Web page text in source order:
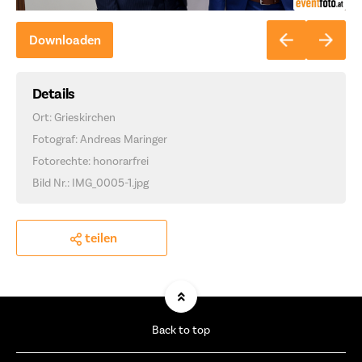
Downloaden
Details
Ort: Grieskirchen
Fotograf: Andreas Maringer
Fotorechte: honorarfrei
Bild Nr.: IMG_0005-1.jpg
teilen
Back to top